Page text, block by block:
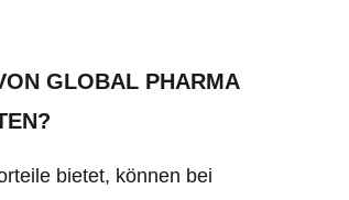
GLOBAL PHARMA
bietet, können bei